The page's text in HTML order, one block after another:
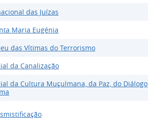
das Juízas
Maria Eugénia
das Vítimas do Terrorismo
da Canalização
da Cultura Muçulmana, da Paz, do Diálogo